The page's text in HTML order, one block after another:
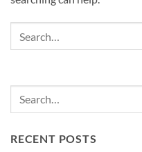
RECENT POSTS